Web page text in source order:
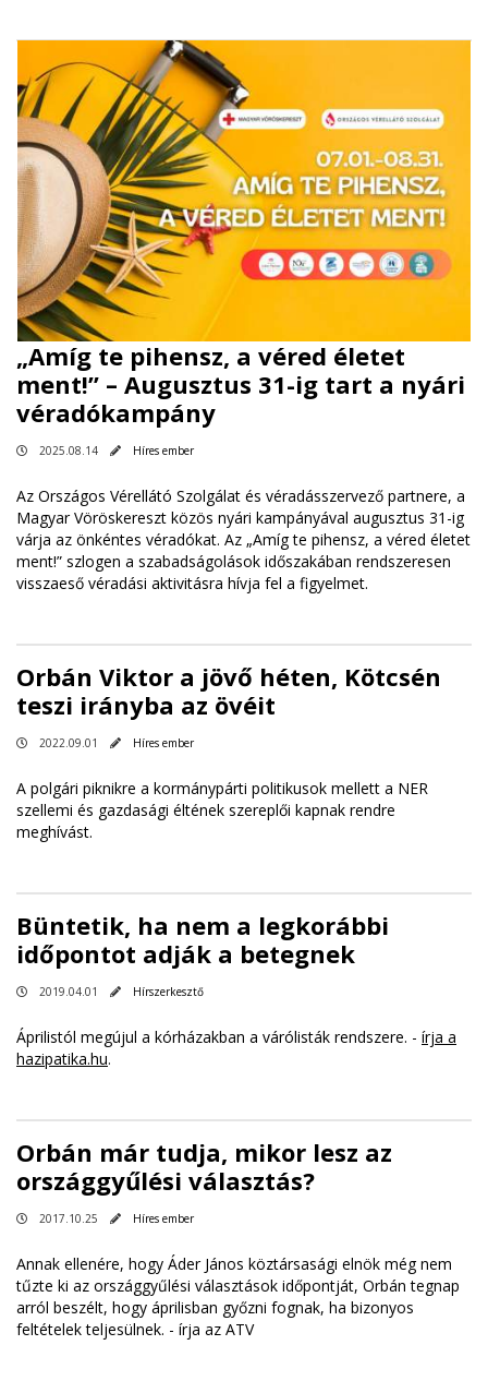
„Amíg te pihensz, a véred életet
ment!” – Augusztus 31-ig tart a nyári
véradókampány
2025.08.14 Híres ember
Az Országos Vérellátó Szolgálat és véradásszervező partnere, a
Magyar Vöröskereszt közös nyári kampányával augusztus 31-ig
várja az önkéntes véradókat. Az „Amíg te pihensz, a véred életet
ment!” szlogen a szabadságolások időszakában rendszeresen
visszaeső véradási aktivitásra hívja fel a figyelmet.
Orbán Viktor a jövő héten, Kötcsén
teszi irányba az övéit
2022.09.01 Híres ember
A polgári piknikre a kormánypárti politikusok mellett a NER
szellemi és gazdasági éltének szereplői kapnak rendre
meghívást.
Büntetik, ha nem a legkorábbi
időpontot adják a betegnek
2019.04.01 Hírszerkesztő
Áprilistól megújul a kórházakban a várólisták rendszere. - írja a
hazipatika.hu.
Orbán már tudja, mikor lesz az
országgyűlési választás?
2017.10.25 Híres ember
Annak ellenére, hogy Áder János köztársasági elnök még nem
tűzte ki az országgyűlési választások időpontját, Orbán tegnap
arról beszélt, hogy áprilisban győzni fognak, ha bizonyos
feltételek teljesülnek. - írja az ATV